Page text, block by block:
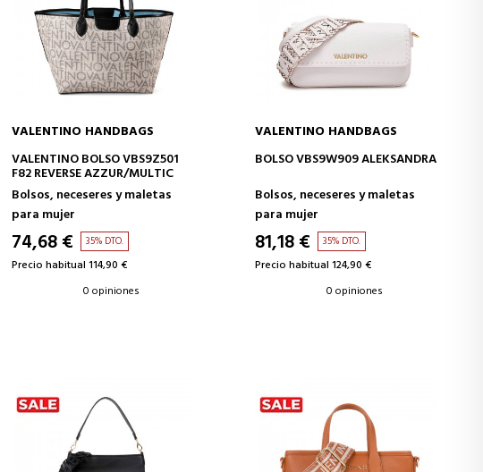
AÑADIR A LA CESTA
VALENTINO HANDBAGS
VALENTINO BOLSO VBS9Z501
F82 REVERSE AZZUR/MULTIC
Bolsos, neceseres y maletas
para mujer
74,68 € 35% DTO.
Precio habitual 114,90 €
0 opiniones
AÑADIR A LA CESTA
VALENTINO HANDBAGS
BOLSO VBS9W909 ALEKSANDRA
Bolsos, neceseres y maletas
para mujer
81,18 € 35% DTO.
Precio habitual 124,90 €
0 opiniones